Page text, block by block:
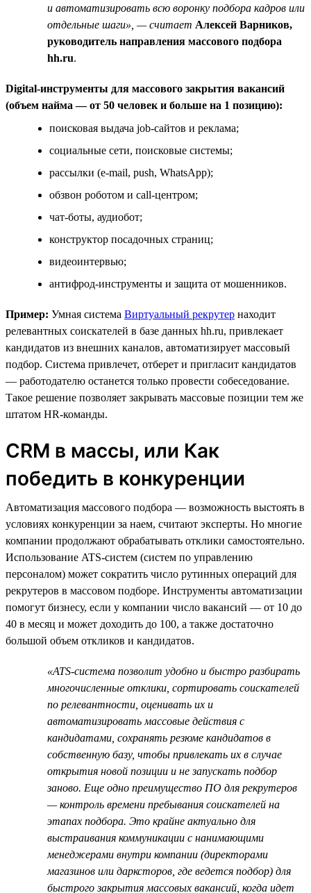
и автоматизировать всю воронку подбора кадров или
отдельные шаги», — считает Алексей Варников,
руководитель направления массового подбора
hh.ru.
Digital-инструменты для массового закрытия вакансий
(объем найма — от 50 человек и больше на 1 позицию):
поисковая выдача job-сайтов и реклама;
социальные сети, поисковые системы;
рассылки (e-mail, push, WhatsApp);
обзвон роботом и call-центром;
чат-боты, аудиобот;
конструктор посадочных страниц;
видеоинтервью;
антифрод-инструменты и защита от мошенников.
Пример: Умная система Виртуальный рекрутер находит
релевантных соискателей в базе данных hh.ru, привлекает
кандидатов из внешних каналов, автоматизирует массовый
подбор. Система привлечет, отберет и пригласит кандидатов
— работодателю останется только провести собеседование.
Такое решение позволяет закрывать массовые позиции тем же
штатом HR-команды.
CRM в массы, или Как
победить в конкуренции
Автоматизация массового подбора — возможность выстоять в
условиях конкуренции за наем, считают эксперты. Но многие
компании продолжают обрабатывать отклики самостоятельно.
Использование ATS-систем (систем по управлению
персоналом) может сократить число рутинных операций для
рекрутеров в массовом подборе. Инструменты автоматизации
помогут бизнесу, если у компании число вакансий — от 10 до
40 в месяц и может доходить до 100, а также достаточно
большой объем откликов и кандидатов.
«ATS-система позволит удобно и быстро разбирать
многочисленные отклики, сортировать соискателей
по релевантности, оценивать их и
автоматизировать массовые действия с
кандидатами, сохранять резюме кандидатов в
собственную базу, чтобы привлекать их в случае
открытия новой позиции и не запускать подбор
заново. Еще одно преимущество ПО для рекрутеров
— контроль времени пребывания соискателей на
этапах подбора. Это крайне актуально для
выстраивания коммуникации с нанимающими
менеджерами внутри компании (директорами
магазинов или дарксторов, где ведется подбор) для
быстрого закрытия массовых вакансий, когда идет